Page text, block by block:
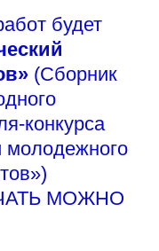
будет
(Сборник
конкурса
молодежного
МОЖНО